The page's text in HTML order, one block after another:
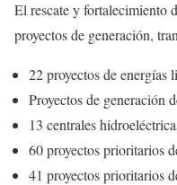
El rescate y fortalecimiento
proyectos de generación,
22 proyectos de energías
Proyectos de generación
13 centrales
60 proyectos prioritarios
41 proyectos prioritarios